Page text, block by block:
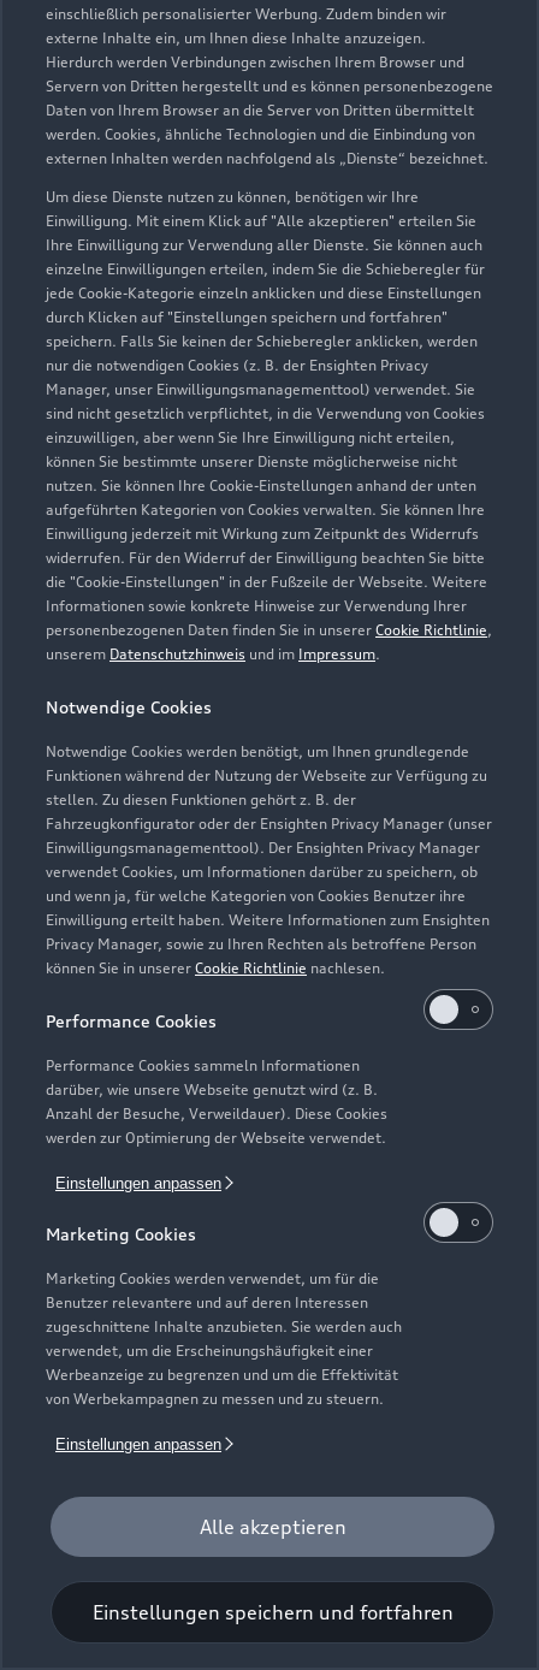
einschließlich personalisierter Werbung. Zudem binden wir
externe Inhalte ein, um Ihnen diese Inhalte anzuzeigen.
Hierdurch werden Verbindungen zwischen Ihrem Browser und
Servern von Dritten hergestellt und es können personenbezogene
Daten von Ihrem Browser an die Server von Dritten übermittelt
werden. Cookies, ähnliche Technologien und die Einbindung von
externen Inhalten werden nachfolgend als „Dienste“ bezeichnet.
Um diese Dienste nutzen zu können, benötigen wir Ihre
Einwilligung. Mit einem Klick auf "Alle akzeptieren" erteilen Sie
Ihre Einwilligung zur Verwendung aller Dienste. Sie können auch
einzelne Einwilligungen erteilen, indem Sie die Schieberegler für
jede Cookie-Kategorie einzeln anklicken und diese Einstellungen
durch Klicken auf "Einstellungen speichern und fortfahren"
speichern. Falls Sie keinen der Schieberegler anklicken, werden
nur die notwendigen Cookies (z. B. der Ensighten Privacy
Manager, unser Einwilligungsmanagementtool) verwendet. Sie
sind nicht gesetzlich verpflichtet, in die Verwendung von Cookies
einzuwilligen, aber wenn Sie Ihre Einwilligung nicht erteilen,
können Sie bestimmte unserer Dienste möglicherweise nicht
nutzen. Sie können Ihre Cookie-Einstellungen anhand der unten
aufgeführten Kategorien von Cookies verwalten. Sie können Ihre
Einwilligung jederzeit mit Wirkung zum Zeitpunkt des Widerrufs
widerrufen. Für den Widerruf der Einwilligung beachten Sie bitte
die "Cookie-Einstellungen" in der Fußzeile der Webseite. Weitere
Informationen sowie konkrete Hinweise zur Verwendung Ihrer
personenbezogenen Daten finden Sie in unserer Cookie Richtlinie,
unserem Datenschutzhinweis und im Impressum.
Notwendige Cookies
Notwendige Cookies werden benötigt, um Ihnen grundlegende
Funktionen während der Nutzung der Webseite zur Verfügung zu
stellen. Zu diesen Funktionen gehört z. B. der
Fahrzeugkonfigurator oder der Ensighten Privacy Manager (unser
Einwilligungsmanagementtool). Der Ensighten Privacy Manager
verwendet Cookies, um Informationen darüber zu speichern, ob
und wenn ja, für welche Kategorien von Cookies Benutzer ihre
Einwilligung erteilt haben. Weitere Informationen zum Ensighten
Privacy Manager, sowie zu Ihren Rechten als betroffene Person
können Sie in unserer Cookie Richtlinie nachlesen.
Performance Cookies
Performance Cookies sammeln Informationen
darüber, wie unsere Webseite genutzt wird (z. B.
Anzahl der Besuche, Verweildauer). Diese Cookies
werden zur Optimierung der Webseite verwendet.
Einstellungen anpassen
Marketing Cookies
Marketing Cookies werden verwendet, um für die
Benutzer relevantere und auf deren Interessen
zugeschnittene Inhalte anzubieten. Sie werden auch
verwendet, um die Erscheinungshäufigkeit einer
Werbeanzeige zu begrenzen und um die Effektivität
von Werbekampagnen zu messen und zu steuern.
Einstellungen anpassen
Alle akzeptieren
Einstellungen speichern und fortfahren
Audi Pflegemitteltasche
Sommer
Damit Ihr Audi auch im Sommer glänzt: die
passende Pflege in einer Tasche.
Zur Audi Shopping World
Lederpflege-Set
Praktisches Set zur intensiven Reinigung und
Pflege von Leder und Kunstleder.
Zur Audi Shopping World
Universal-Reinigungstuch
Für einen glänzenden Eindruck.
Zur Audi Shopping World